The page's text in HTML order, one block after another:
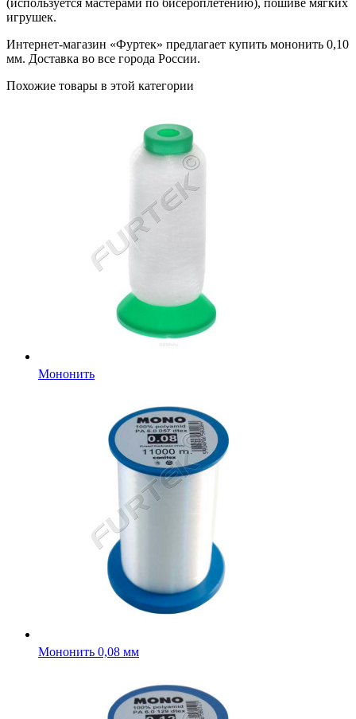
(используется мастерами по бисероплетению), пошиве мягких
игрушек.
Интернет-магазин «Фуртек» предлагает купить мононить 0,10
мм. Доставка во все города России.
Похожие товары в этой категории
Мононить
Мононить 0,08 мм